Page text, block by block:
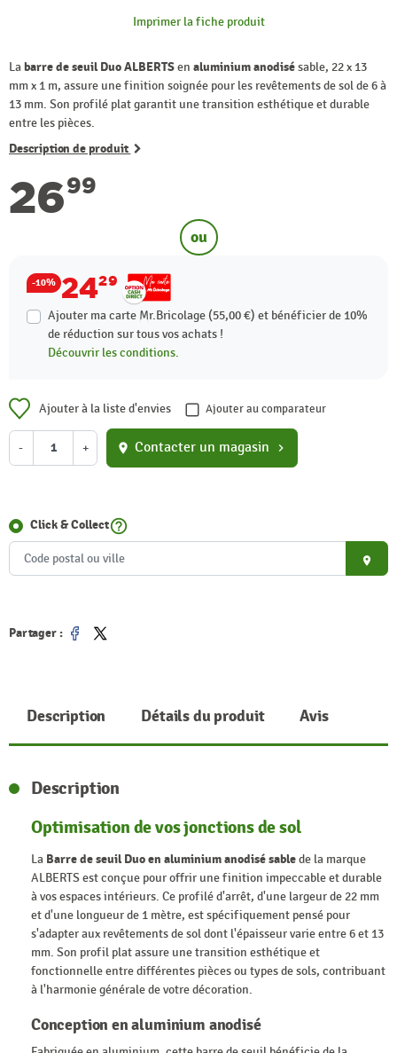
Imprimer la fiche produit
Labarre de seuil Duo ALBERTSen aluminium anodisésable, 22 x 13
mm x 1 m, assure une finition soignée pour les revêtements de sol de 6 à
13 mm. Son profilé plat garantit une transition esthétique et durable
entre les pièces.
Description de produit
2699
ou
-10% 2429
Ajouter ma carte Mr.Bricolage (55,00 €) et bénéficier de 10%
de réduction sur tous vos achats !
Découvrir les conditions.
Ajouter à la liste d'envies Ajouter au comparateur
- + location_on Contacter un magasin chevron_right
Click & Collecthelp_outline
place
Partager :
Partager
Tweet
Description Détails du produit Avis
Description
Optimisation de vos jonctions de sol
La Barre de seuil Duo en aluminium anodisé sablede la marque
ALBERTS est conçue pour offrir une finition impeccable et durable
à vos espaces intérieurs. Ce profilé d'arrêt, d'une largeur de 22 mm
et d'une longueur de 1 mètre, est spécifiquement pensé pour
s'adapter aux revêtements de sol dont l'épaisseur varie entre 6 et 13
mm. Son profil plat assure une transition esthétique et
fonctionnelle entre différentes pièces ou types de sols, contribuant
à l'harmonie générale de votre décoration.
Conception en aluminium anodisé